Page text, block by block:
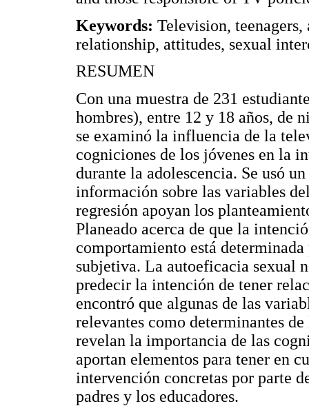
Keywords: Television, teenagers,
relationship, attitudes, sexual
RESUMEN
Con una muestra de 231
hombres), entre 12 y 18 años, de
se examinó la influencia de la
cogniciones de los jóvenes en la
durante la adolescencia. Se usó
información sobre las variables
regresión apoyan los
Planeado acerca de que la
comportamiento está
subjetiva. La autoeficacia sexual
predecir la intención de tener
encontró que algunas de las
relevantes como determinantes
revelan la importancia de las
aportan elementos para tener en
intervención concretas por parte
padres y los educadores.